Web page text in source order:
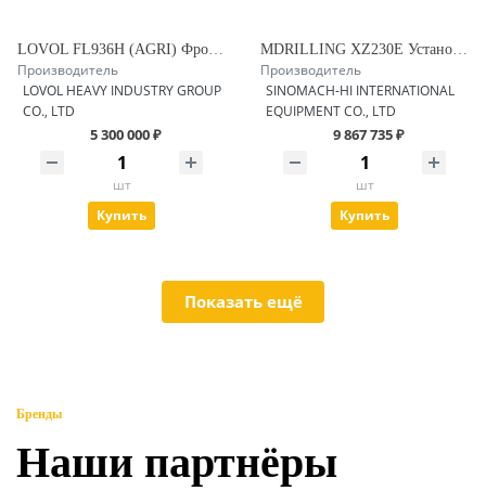
Производитель
LOVOL HEAVY INDUSTRY GROUP
CO., LTD
5 300 000 ₽
шт
Купить
Производитель
SINOMACH-HI INTERNATIONAL
EQUIPMENT CO., LTD
9 867 735 ₽
шт
Купить
Показать ещё
Бренды
Наши партнёры